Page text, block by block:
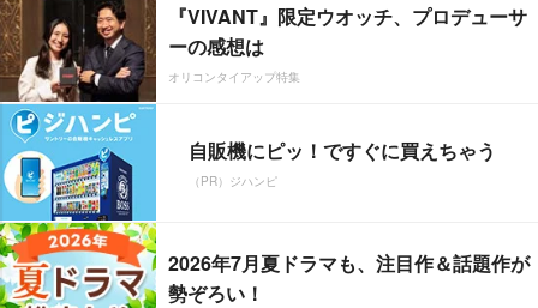
『VIVANT』限定ウオッチ、プロデューサ
ーの感想は
オリコンタイアップ特集
自販機にピッ！ですぐに買えちゃう
（PR）ジハンピ
2026年7月夏ドラマも、注目作＆話題作が
勢ぞろい！